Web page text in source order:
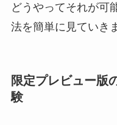
どうやってそれが可
法を簡単に見ていき
限定プレビュー版
験